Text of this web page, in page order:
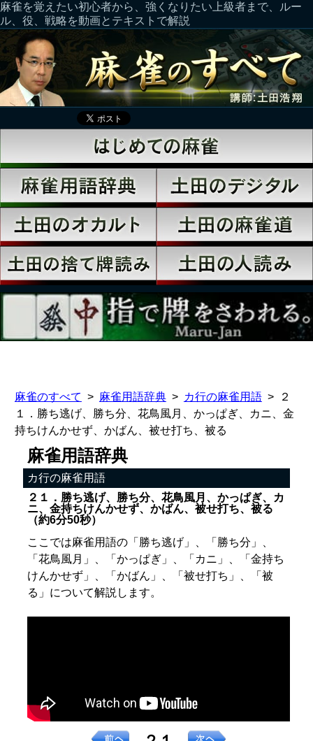
麻雀を覚えたい初心者から、強くなりたい上級者まで、ルー
ル、役、戦略を動画とテキストで解説
麻雀のすべて 麻雀用語辞典 カ行の麻雀用語
２
１．勝ち逃げ、勝ち分、花鳥風月、かっぱぎ、カニ、金
持ちけんかせず、かばん、被せ打ち、被る
麻雀用語辞典
カ行の麻雀用語
２１．勝ち逃げ、勝ち分、花鳥風月、かっぱぎ、カ
ニ、金持ちけんかせず、かばん、被せ打ち、被る
（約6分50秒）
ここでは麻雀用語の「勝ち逃げ」、「勝ち分」、
「花鳥風月」、「かっぱぎ」、「カニ」、「金持ち
けんかせず」、「かばん」、「被せ打ち」、「被
る」について解説します。